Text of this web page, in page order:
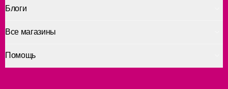
Помощь
Блоги
Все магазины